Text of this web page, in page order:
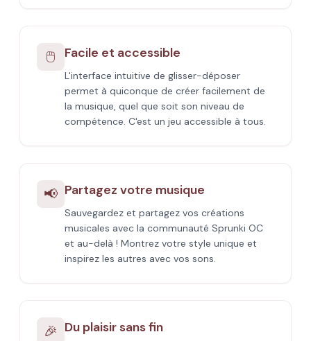
🖱️ Facile et accessible
L'interface intuitive de glisser-déposer
permet à quiconque de créer facilement de
la musique, quel que soit son niveau de
compétence. C'est un jeu accessible à tous.
📢 Partagez votre musique
Sauvegardez et partagez vos créations
musicales avec la communauté Sprunki OC
et au-delà ! Montrez votre style unique et
inspirez les autres avec vos sons.
🎉 Du plaisir sans fin